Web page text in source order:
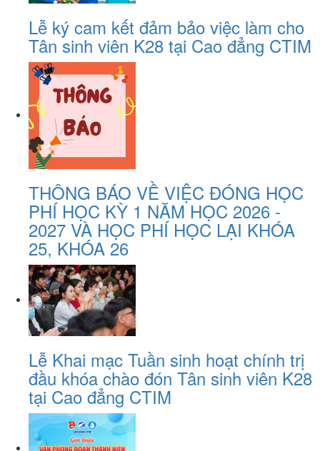
Lễ ký cam kết đảm bảo việc làm cho
Tân sinh viên K28 tại Cao đẳng CTIM
THÔNG BÁO VỀ VIỆC ĐÓNG HỌC
PHÍ HỌC KỲ 1 NĂM HỌC 2026 -
2027 VÀ HỌC PHÍ HỌC LẠI KHÓA
25, KHÓA 26
Lễ Khai mạc Tuần sinh hoạt chính trị
đầu khóa chào đón Tân sinh viên K28
tại Cao đẳng CTIM